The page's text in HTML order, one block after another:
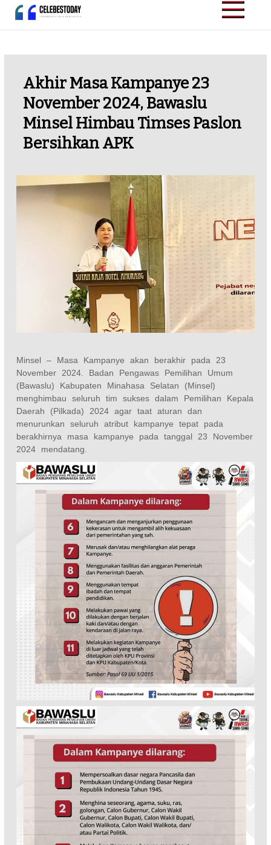
Skip
CELEBESTODAY.ID
Informatif dan
Akhir Masa Kampanye 23
November 2024, Bawaslu
Minsel Himbau Timses Paslon
Bersihkan APK
Minsel – Masa Kampanye akan berakhir pada 23
November 2024. Badan Pengawas Pemilihan Umum
(Bawaslu) Kabupaten Minahasa Selatan (Minsel)
menghimbau seluruh tim sukses dalam Pemilihan Kepala
Daerah (Pilkada) 2024 agar taat aturan dan
menurunkan seluruh atribut kampanye tepat pada
berakhirnya masa kampanye pada tanggal 23 November
2024 mendatang.